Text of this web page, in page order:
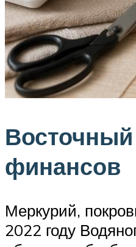
Восточный
финансов
Меркурий,
2022 году